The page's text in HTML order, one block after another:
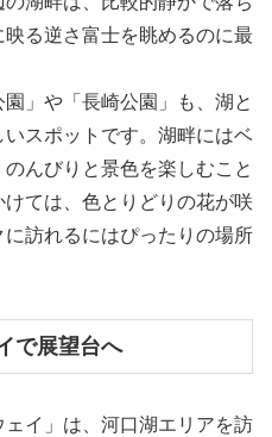
る逆さ富士を眺めるのに最
」や「長崎公園」も、湖と
スポットです。湖畔にはベ
んびりと景色を楽しむこと
ては、色とりどりの花が咲
訪れるにはぴったりの場所
で展望台へ
イ」は、河口湖エリアを訪